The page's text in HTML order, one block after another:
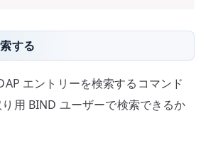
する
エントリーを検索するコマンド
用 BIND ユーザーで検索できるか